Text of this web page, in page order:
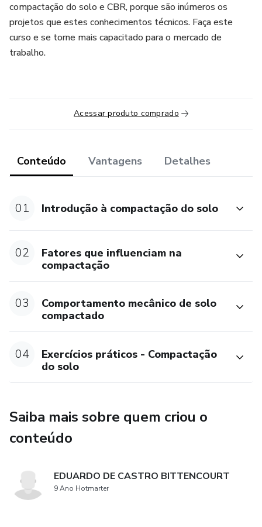
compactação do solo e CBR, porque são inúmeros os
projetos que estes conhecimentos técnicos. Faça este
curso e se torne mais capacitado para o mercado de
trabalho.
Acessar produto comprado
Conteúdo Vantagens Detalhes
01 Introdução à compactação do solo
02
Fatores que influenciam na
compactação
03
Comportamento mecânico de solo
compactado
04
Exercícios práticos - Compactação
do solo
Saiba mais sobre quem criou o
conteúdo
EDUARDO DE CASTRO BITTENCOURT
9 Ano Hotmarter